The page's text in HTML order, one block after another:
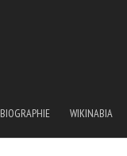
BIOGRAPHIE WIKINABIA